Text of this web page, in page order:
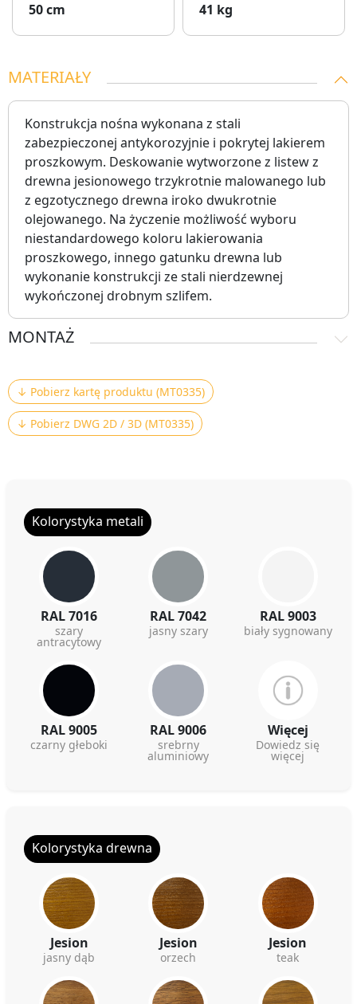
50 cm
41 kg
MATERIAŁY
Konstrukcja nośna wykonana z stali
zabezpieczonej antykorozyjnie i pokrytej lakierem
proszkowym. Deskowanie wytworzone z listew z
drewna jesionowego trzykrotnie malowanego lub
z egzotycznego drewna iroko dwukrotnie
olejowanego. Na życzenie możliwość wyboru
niestandardowego koloru lakierowania
proszkowego, innego gatunku drewna lub
wykonanie konstrukcji ze stali nierdzewnej
wykończonej drobnym szlifem.
MONTAŻ
↓ Pobierz kartę produktu (MT0335)
↓ Pobierz DWG 2D / 3D (MT0335)
Kolorystyka metali
RAL 7016
szary
antracytowy
RAL 7042
jasny szary
RAL 9003
biały sygnowany
RAL 9005
czarny głeboki
RAL 9006
srebrny
aluminiowy
Więcej
Dowiedz się
więcej
Kolorystyka drewna
Jesion
jasny dąb
Jesion
orzech
Jesion
teak